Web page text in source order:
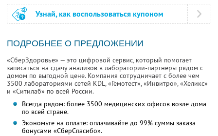
Узнай, как воспользоваться купоном
ПОДРОБНЕЕ О ПРЕДЛОЖЕНИИ
«СберЗдоровье» — это цифровой сервис, который помогает
записаться на сдачу анализов в лаборатории-партнеры рядом с
домом по выгодной цене. Компания сотрудничает с более чем
3500 лабораториями сетей KDL, «Гемотест», «Инвитро», «Хеликс»
и «Ситилаб» по всей России.
Всегда рядом: более 3500 медицинских офисов возле дома
по всей стране.
Экономьте на оплате: оплачивайте до 99% суммы заказа
бонусами «СберСпасибо».